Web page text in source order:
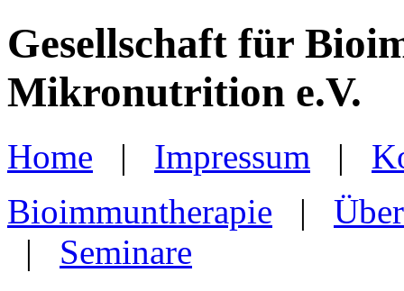
Gesellschaft für
Mikronutrition e.V.
Home | Impressum |
Bioimmuntherapie |
| Seminare